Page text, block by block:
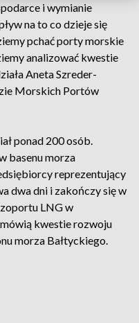
i wymianie
na to co dzieje się
pchać porty morskie
analizować kwestie
Aneta Szreder-
Morskich Portów
ponad 200 osób.
basenu morza
reprezentujący
dwa dni i zakończy się w
LNG w
kwestie rozwoju
morza Bałtyckiego.